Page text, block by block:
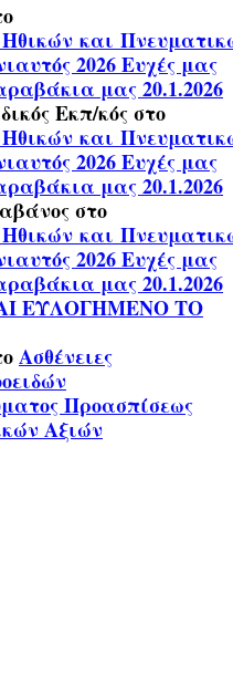
και
2026 Ευχές μας
μας 20.1.2026
Εκπ/κόςστο
και
2026 Ευχές μας
μας 20.1.2026
στο
και
2026 Ευχές μας
μας 20.1.2026
ΕΥΛΟΓΗΜΕΝΟ ΤΟ
Ασθένειες
Προασπίσεως
Αξιών